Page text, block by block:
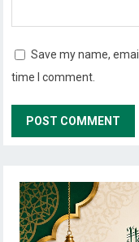
Save my name,
time I comment.